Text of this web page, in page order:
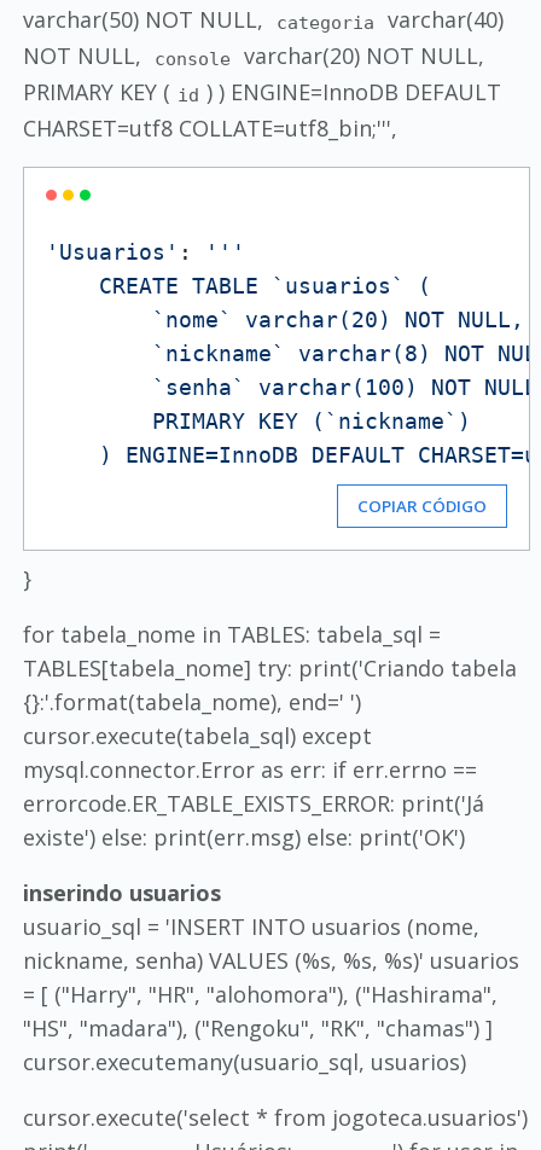
varchar(50) NOT NULL, categoria
varchar(40)
NOT NULL,
console
varchar(20) NOT NULL,
PRIMARY KEY ( id ) ) ENGINE=InnoDB DEFAULT
CHARSET=utf8 COLLATE=utf8_bin;''',
'Usuarios' :
'''
    CREATE TABLE `usuarios` (
        `nome` varchar(20) NOT NULL,
`nickname` varchar(8) NOT
`senha` varchar(100) NOT
        PRIMARY KEY (`nickname`)
) ENGINE=InnoDB DEFAULT
COPIAR CÓDIGO
}
for tabela_nome in TABLES: tabela_sql =
TABLES[tabela_nome] try: print('Criando tabela
{}:'.format(tabela_nome), end=' ')
cursor.execute(tabela_sql) except
mysql.connector.Error as err: if err.errno ==
errorcode.ER_TABLE_EXISTS_ERROR: print('Já
existe') else: print(err.msg) else: print('OK')
inserindo usuarios
usuario_sql = 'INSERT INTO usuarios (nome,
nickname, senha) VALUES (%s, %s, %s)' usuarios
= [ ("Harry", "HR", "alohomora"), ("Hashirama",
"HS", "madara"), ("Rengoku", "RK", "chamas") ]
cursor.executemany(usuario_sql, usuarios)
cursor.execute('select * from jogoteca.usuarios')